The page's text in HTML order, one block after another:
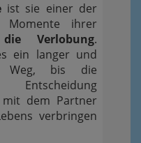
ist sie einer der
Momente ihrer
die Verlobung.
ein langer und
Weg, bis die
dem Partner
verbringen